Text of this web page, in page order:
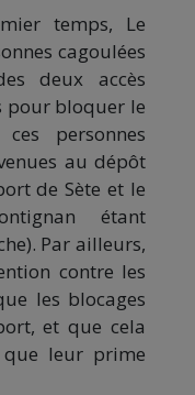
temps, Le
cagoulées
deux accès
pour bloquer le
personnes
au dépôt
de Sète et le
étant
Par ailleurs,
contre les
les blocages
et que cela
leur prime